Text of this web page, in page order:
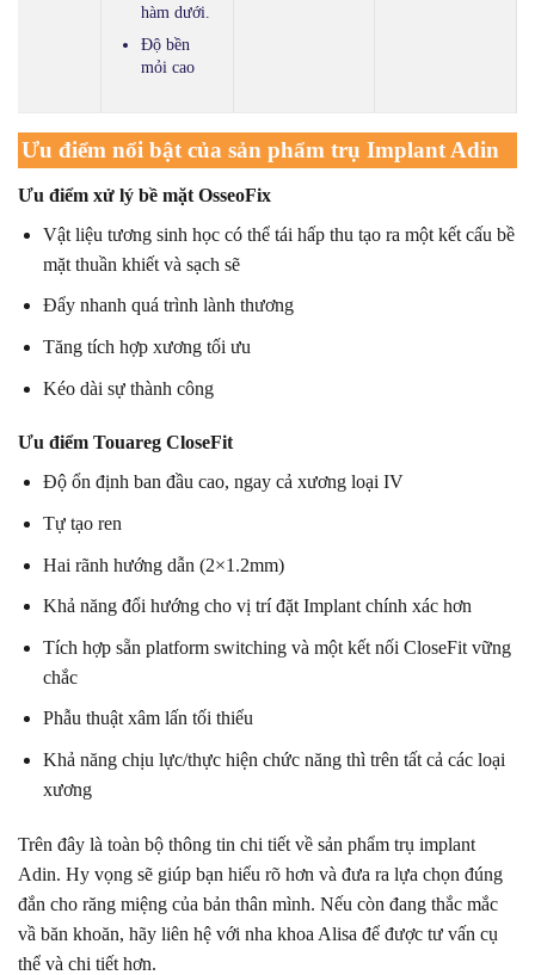
hàm dưới.
Độ bền
mỏi cao
Ưu điểm nổi bật của sản phẩm trụ Implant Adin
Ưu điểm xử lý bề mặt OsseoFix
Vật liệu tương sinh học có thể tái hấp thu tạo ra một kết cấu bề
mặt thuần khiết và sạch sẽ
Đẩy nhanh quá trình lành thương
Tăng tích hợp xương tối ưu
Kéo dài sự thành công
Ưu điểm Touareg CloseFit
Độ ổn định ban đầu cao, ngay cả xương loại IV
Tự tạo ren
Hai rãnh hướng dẫn (2×1.2mm)
Khả năng đổi hướng cho vị trí đặt Implant chính xác hơn
Tích hợp sẵn platform switching và một kết nối CloseFit vững
chắc
Phẫu thuật xâm lấn tối thiểu
Khả năng chịu lực/thực hiện chức năng thì trên tất cả các loại
xương
Trên đây là toàn bộ thông tin chi tiết về sản phẩm trụ implant
Adin. Hy vọng sẽ giúp bạn hiểu rõ hơn và đưa ra lựa chọn đúng
đắn cho răng miệng của bản thân mình. Nếu còn đang thắc mắc
vầ băn khoăn, hãy liên hệ với nha khoa Alisa để được tư vấn cụ
thể và chi tiết hơn.